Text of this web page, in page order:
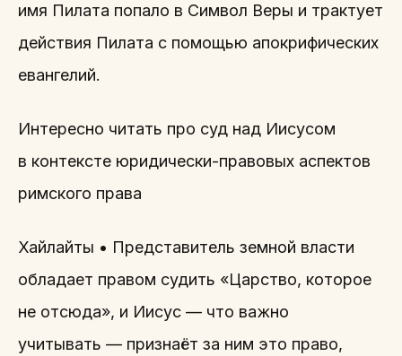
имя Пилата попало в Символ Веры и трактует
действия Пилата с помощью апокрифических
евангелий.
Интересно читать про суд над Иисусом
в контексте юридически-правовых аспектов
римского права
Хайлайты • Представитель земной власти
обладает правом судить «Царство, которое
не отсюда», и Иисус — что важно
учитывать — признаёт за ним это право,